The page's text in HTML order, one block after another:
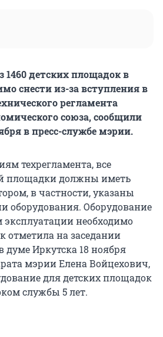
1460 детских площадок в
снести из-за вступления в
регламента
союза, сообщили
в пресс-службе мэрии.
техрегламента, все
площадки должны иметь
в частности, указаны
оборудования. Оборудование
необходимо
отметила на заседании
Иркутска 18 ноября
мэрии Елена Войцехович,
для детских площадок
службы 5 лет.